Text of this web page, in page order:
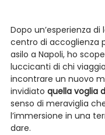
Dopo un’esperienza di
centro di accoglienza
asilo a Napoli, ho
luccicanti di chi
incontrare un nuovo
invidiato quella voglia
senso di meraviglia
l’immersione in una
dare.